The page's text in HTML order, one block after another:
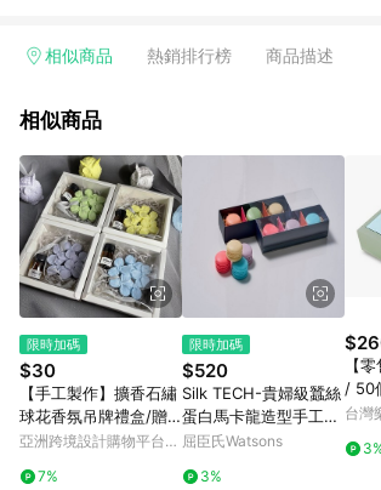
回饋訂單不得享有 Pinkoi 站方優惠，例如首購優惠
行為，不具贈點資格，部分退款不在此限。 6. APP
貨後 45 天後發送。 8. 群眾募資商品，禮物卡，開
運費，攤位費等不具贈點資格。 9. LINE 購物站上之
顏色、價位、贈品如與 Pinkoi 商品資訊頁及購物車
Pinkoi 購物商品資訊頁及購物車標示為準。 10. 點
則請以點數紅包活動說明為準。 11. 若於 LINE 購
頁面後才首次下載 Pinkoi APP 並完成訂單，不符
上，首次下載 Pinkoi APP 後，需透過 LINE 購物前
相似商品 熱銷排行榜 商品描述
相似商品
限時加碼
$30
【手工製作】擴香石繡
球花香氛吊牌禮盒/贈
送3ml精油
亞洲跨境設計購物平台
7%
限時加碼
$520
Silk TECH-貴婦級蠶絲
蛋白馬卡龍造型手工皂
6入
屈臣氏Watsons
3%
【
/ 50
台灣